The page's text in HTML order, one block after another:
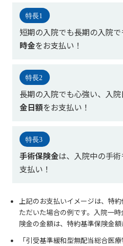
お手続き一覧
新規登録
ログイン
ご契約内容の確認
お客さまに関する情報等の
終身保険
養老保険
定期保険
長寿支援保険
お見積りシミュレーション
資料請求
保険の探し方のポイント
これからのライフイベント
法人のお客さま向け商品一覧
目的から探す
お役立ち情報
かんぽ生命の団体取扱い
法人向け資料請求
お問い合わせ先
かんぽのLifeサポートナビ
保険
医療
お金
子育て
ライフプラン
健康情報
かんぽ生命について
かんぽ生命について
ご挨拶
経営理念・経営戦略
会社概要
財務情報
株主・投資家のみなさまへ
日本郵政グループとしての
CM・オウンドメディア／
よくあるご質問
サステナビリティ
採用情報
支払事由
不慮の事故でのケガにより
き
特約基準保険金額
支払事由
身体障がいの状態になったとき
支払額
身体障がいの状態に応じ、特
短期の入院でも長期の入院
時金をお支払い！
病院等から請求される医療
院初日と30日ごとにお支払
備えられます。
長期の入院でも心強い、入
金日額をお支払い！
差額ベッド代や食事代等の費
とにお支払いする入院保険金
手術保険金は、入院中の手
支払い！
手術を受けられた場合には、
の手術も、手術保険金※3を
上記のお支払いイメージは、特
ただいた場合の例です。入院一
険金の金額は、特約基準保険金額
「引受基準緩和型無配当総合医